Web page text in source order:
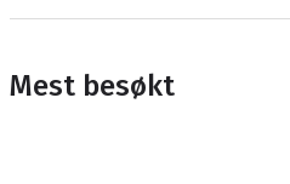
Mest besøkt